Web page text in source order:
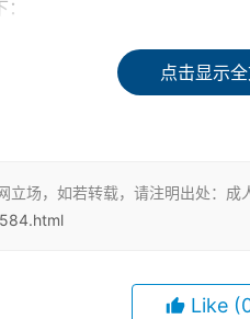
考务费84元。
点击显示
场，如若转载，请注明出处：成
Like